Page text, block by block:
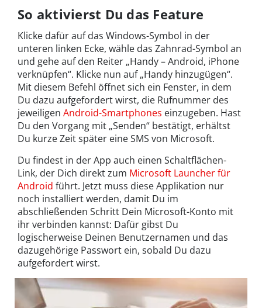
So aktivierst Du das Feature
Klicke dafür auf das Windows-Symbol in der
unteren linken Ecke, wähle das Zahnrad-Symbol an
und gehe auf den Reiter „Handy – Android, iPhone
verknüpfen“. Klicke nun auf „Handy hinzugügen“.
Mit diesem Befehl öffnet sich ein Fenster, in dem
Du dazu aufgefordert wirst, die Rufnummer des
jeweiligen Android-Smartphones einzugeben. Hast
Du den Vorgang mit „Senden“ bestätigt, erhältst
Du kurze Zeit später eine SMS von Microsoft.
Du findest in der App auch einen Schaltflächen-
Link, der Dich direkt zum Microsoft Launcher für
Android führt. Jetzt muss diese Applikation nur
noch installiert werden, damit Du im
abschließenden Schritt Dein Microsoft-Konto mit
ihr verbinden kannst: Dafür gibst Du
logischerweise Deinen Benutzernamen und das
dazugehörige Passwort ein, sobald Du dazu
aufgefordert wirst.